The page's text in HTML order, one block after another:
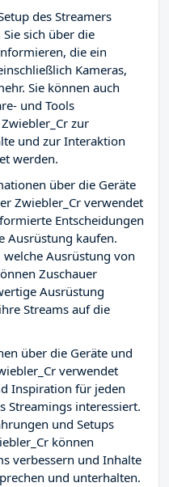
des Streamers
sich über die
die ein
Kameras,
Sie können auch
und Tools
zur
und zur Interaktion
werden.
über die Geräte
Zwiebler_Cr verwendet
Entscheidungen
Ausrüstung kaufen.
welche Ausrüstung von
Zuschauer
Ausrüstung
Streams auf die
über die Geräte und
verwendet
Inspiration für jeden
Streamings interessiert.
und Setups
können
verbessern und Inhalte
und unterhalten.